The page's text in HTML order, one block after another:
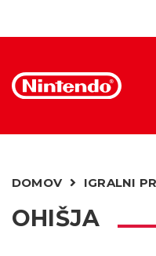
DOMOV IGRALNI
OHIŠJA